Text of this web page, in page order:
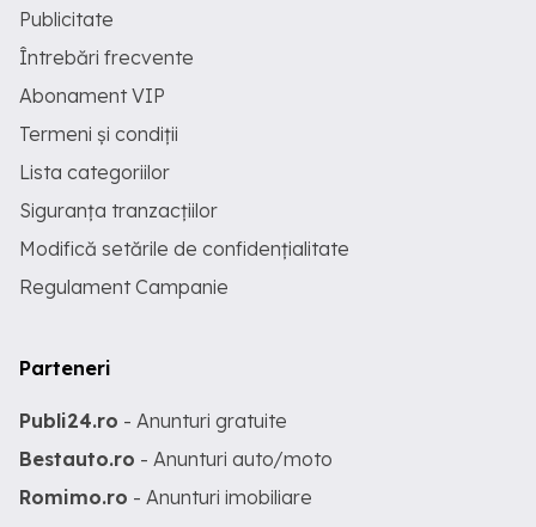
Publicitate
Întrebări frecvente
Abonament VIP
Termeni și condiții
Lista categoriilor
Siguranța tranzacțiilor
Modifică setările de confidențialitate
Regulament Campanie
Parteneri
Publi24.ro - Anunturi gratuite
Bestauto.ro - Anunturi auto/moto
Romimo.ro - Anunturi imobiliare